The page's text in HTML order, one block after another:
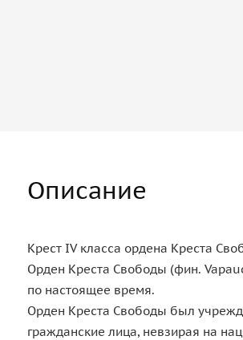
Описание
Крест IV класса ордена Креста
Орден Креста Свободы (фин.
по настоящее время.
Орден Креста Свободы был
гражданские лица, невзирая на